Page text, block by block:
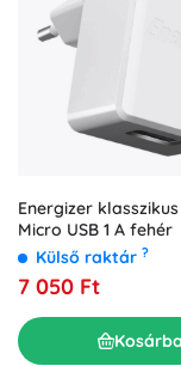
Energizer
Micro USB 1 A fehér
Külső raktár ?
7 050 Ft
Kosárba